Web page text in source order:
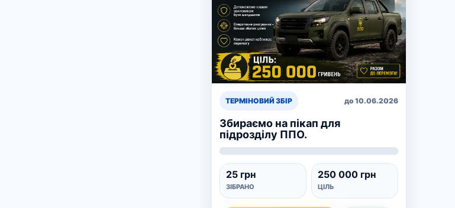
ТЕРМІНОВИЙ ЗБІР до 10.06.2026
Збираємо на пікап для
підрозділу ППО.
25 грн
ЗІБРАНО
250 000 грн
ЦІЛЬ